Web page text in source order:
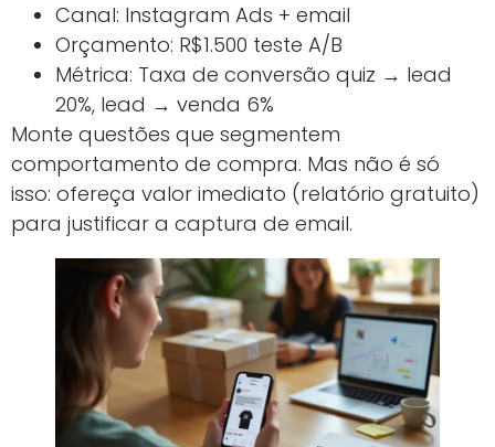
Canal: Instagram Ads + email
Orçamento: R$1.500 teste A/B
Métrica: Taxa de conversão quiz → lead
20%, lead → venda 6%
Monte questões que segmentem
comportamento de compra. Mas não é só
isso: ofereça valor imediato (relatório gratuito)
para justificar a captura de email.